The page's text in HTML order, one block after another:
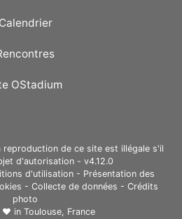
Calendrier
OStadium
de ce site est illégale s'il
d'autorisation - v4.12.0
d'utilisation- Présentation des
- Collecte de données - Crédits
photo
❤ in Toulouse, France